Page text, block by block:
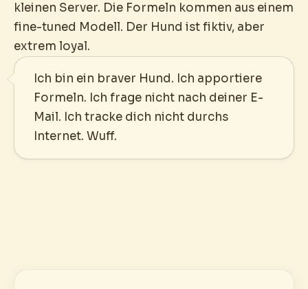
kleinen Server. Die Formeln kommen aus einem
fine-tuned Modell. Der Hund ist fiktiv, aber
extrem loyal.
Ich bin ein braver Hund. Ich apportiere
Formeln. Ich frage nicht nach deiner E-
Mail. Ich tracke dich nicht durchs
Internet. Wuff.